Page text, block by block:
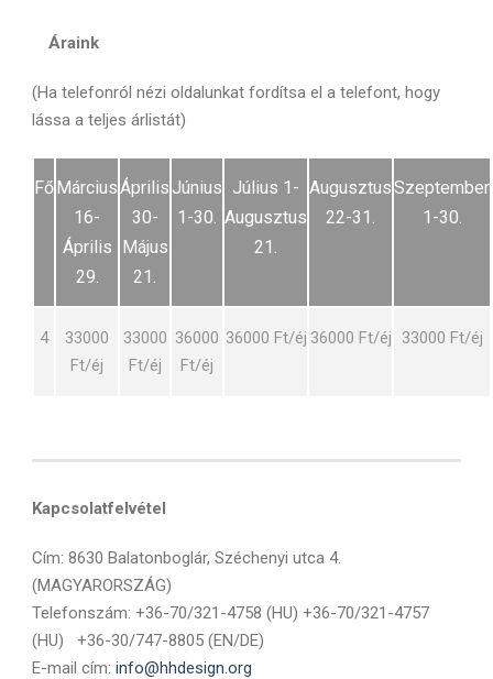
Áraink
(Ha telefonról nézi oldalunkat fordítsa el a telefont, hogy
lássa a teljes árlistát)
FőMárcius
16-
Április
29.
Április
30-
Május
21.
Június
1-30.
Július 1-
Augusztus
21.
Augusztus
22-31.
Szeptember
1-30.
4
33000
Ft/éj
33000
Ft/éj
36000
Ft/éj
36000 Ft/éj 36000 Ft/éj 33000 Ft/éj
Kapcsolatfelvétel
Cím: 8630 Balatonboglár, Széchenyi utca 4.
(MAGYARORSZÁG)
Telefonszám: +36-70/321-4758 (HU) +36-70/321-4757
(HU) +36-30/747-8805 (EN/DE)
E-mail cím: info@hhdesign.org